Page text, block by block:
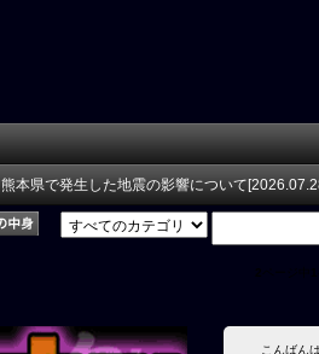
熊本県で発生した地震の影響について
こんばんは